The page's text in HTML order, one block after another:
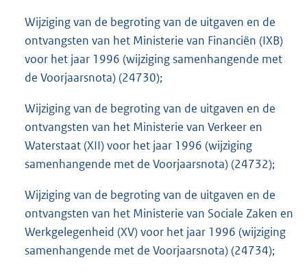
Wijziging van de begroting van de uitgaven en de
ontvangsten van het Ministerie van Financiën (IXB)
voor het jaar 1996 (wijziging samenhangende met
de Voorjaarsnota) (24730);
Wijziging van de begroting van de uitgaven en de
ontvangsten van het Ministerie van Verkeer en
Waterstaat (XII) voor het jaar 1996 (wijziging
samenhangende met de Voorjaarsnota) (24732);
Wijziging van de begroting van de uitgaven en de
ontvangsten van het Ministerie van Sociale Zaken en
Werkgelegenheid (XV) voor het jaar 1996 (wijziging
samenhangende met de Voorjaarsnota) (24734);